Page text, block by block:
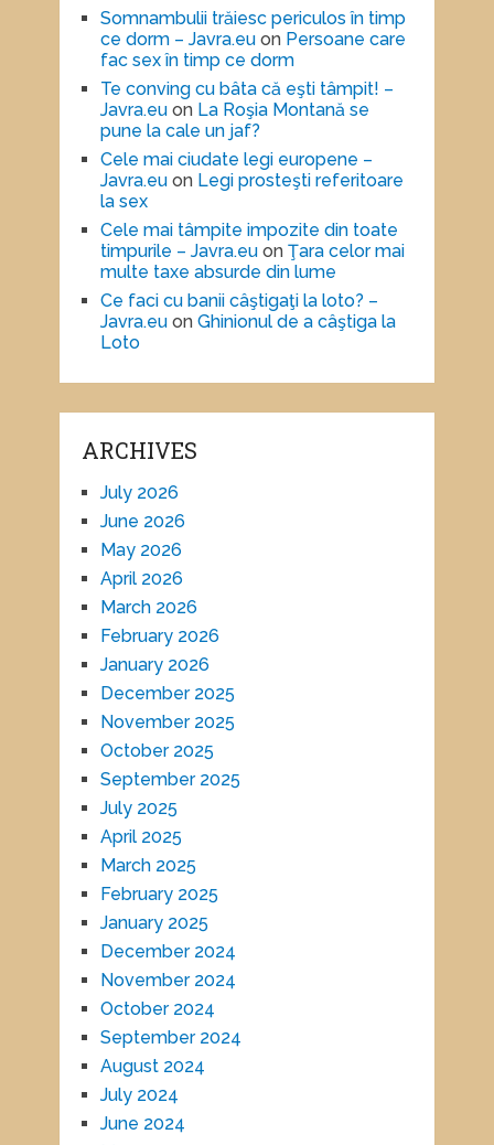
Somnambulii trăiesc periculos în timp
ce dorm – Javra.euon Persoane care
fac sex în timp ce dorm
Te conving cu bâta că eşti tâmpit! –
Javra.euon La Roşia Montană se
pune la cale un jaf?
Cele mai ciudate legi europene –
Javra.euon Legi prosteşti referitoare
la sex
Cele mai tâmpite impozite din toate
timpurile – Javra.euon Ţara celor mai
multe taxe absurde din lume
Ce faci cu banii câştigaţi la loto? –
Javra.euon Ghinionul de a câştiga la
Loto
ARCHIVES
July 2026
June 2026
May 2026
April 2026
March 2026
February 2026
January 2026
December 2025
November 2025
October 2025
September 2025
July 2025
April 2025
March 2025
February 2025
January 2025
December 2024
November 2024
October 2024
September 2024
August 2024
July 2024
June 2024